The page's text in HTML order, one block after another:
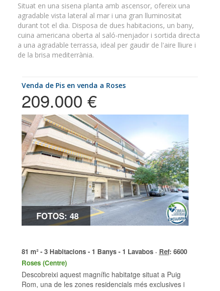
Situat en una sisena planta amb ascensor, ofereix una
agradable vista lateral al mar i una gran lluminositat
durant tot el dia. Disposa de dues habitacions, un bany,
cuina americana oberta al saló-menjador i sortida directa
a una agradable terrassa, ideal per gaudir de l'aire lliure i
de la brisa mediterrània.
Venda de Pis en venda a Roses
209.000 €
FOTOS: 48
81 m² - 3 Habitacions - 1 Banys - 1 Lavabos · Ref: 6600
Roses (Centre)
Descobreixi aquest magnífic habitatge situat a Puig
Rom, una de les zones residencials més exclusives i